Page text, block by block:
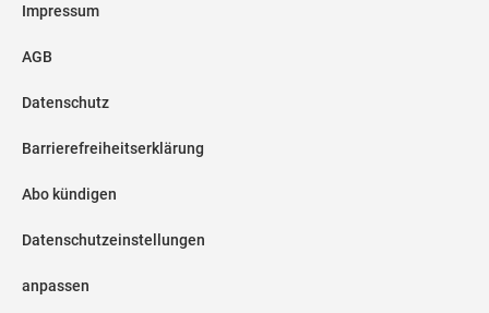
Impressum
AGB
Datenschutz
Barrierefreiheitserklärung
Abo kündigen
Datenschutzeinstellungen
anpassen